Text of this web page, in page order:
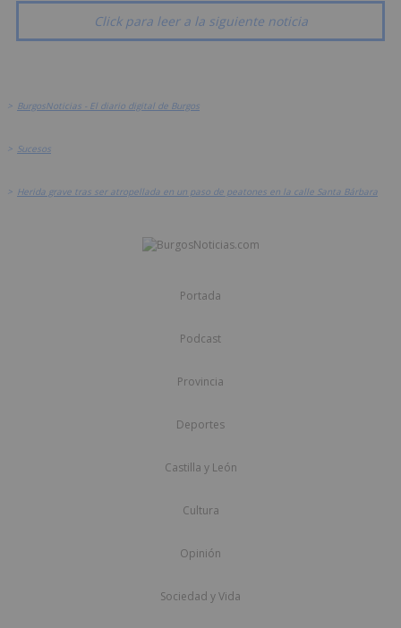
Click para leer a la siguiente noticia
> BurgosNoticias - El diario digital de Burgos
> Sucesos
> Herida grave tras ser atropellada en un paso de peatones en la calle Santa Bárbara
Portada
Podcast
Provincia
Deportes
Castilla y León
Cultura
Opinión
Sociedad y Vida